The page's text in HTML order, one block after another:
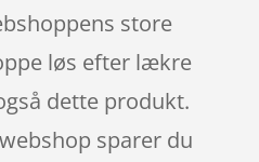
store
løs efter lækre
dette produkt.
sparer du